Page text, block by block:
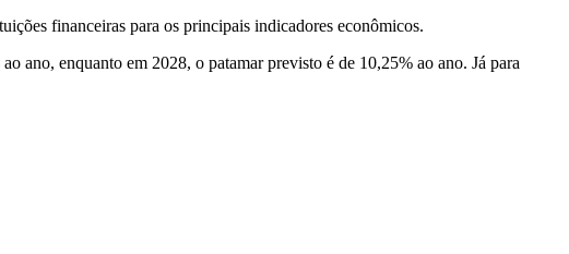
financeiras para os principais indicadores econômicos.
ano, enquanto em 2028, o patamar previsto é de 10,25% ao ano. Já para